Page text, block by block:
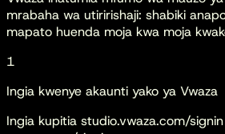
mrabaha wa utiririshaji: shabiki
mapato huenda moja kwa moja
1
Ingia kwenye akaunti yako ya Vwaza
Ingia kupitia studio.vwaza.com/